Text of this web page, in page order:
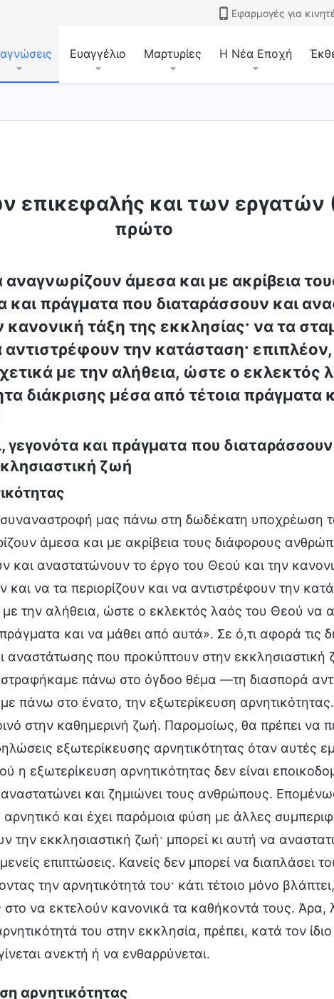
Εφαρμογές για
Ευαγγέλιο Μαρτυρίες Η Νέα Εποχή
επικεφαλής και των εργατών
πρώτο
άμεσα και με ακρίβεια
πράγματα που διαταράσσουν και
κανονική τάξη της εκκλησίας· να τα
αντιστρέφουν την κατάσταση·
με την αλήθεια, ώστε ο εκλεκτός
διάκρισης μέσα από τέτοια πράγματα
γεγονότα και πράγματα που διαταράσσουν
ζωή
μας πάνω στη δωδέκατη υποχρέωση
άμεσα και με ακρίβεια τους διάφορους
και αναστατώνουν το έργο του Θεού και την
και να τα περιορίζουν και να αντιστρέφουν την
την αλήθεια, ώστε ο εκλεκτός λαός του Θεού να
και να μάθει από αυτά». Σε ό,τι αφορά τις
αναστάτωσης που προκύπτουν στην εκκλησιαστική
πάνω στο όγδοο θέμα —τη διασπορά
πάνω στο ένατο, την εξωτερίκευση
στην καθημερινή ζωή. Παρομοίως, θα πρέπει να
εξωτερίκευσης αρνητικότητας όταν αυτές
η εξωτερίκευση αρνητικότητας δεν είναι
και ζημιώνει τους ανθρώπους.
αρνητικό και έχει παρόμοια φύση με άλλες
την εκκλησιαστική ζωή· μπορεί κι αυτή να
επιπτώσεις. Κανείς δεν μπορεί να διαπλάσει
την αρνητικότητά του· κάτι τέτοιο μόνο
να εκτελούν κανονικά τα καθήκοντά τους. Άρα,
του στην εκκλησία, πρέπει, κατά τον
ανεκτή ή να ενθαρρύνεται.
αρνητικότητας